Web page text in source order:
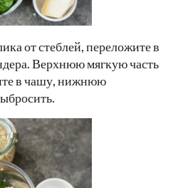
от стеблей, переложите в
Верхнюю мягкую часть
в чашу, нижнюю